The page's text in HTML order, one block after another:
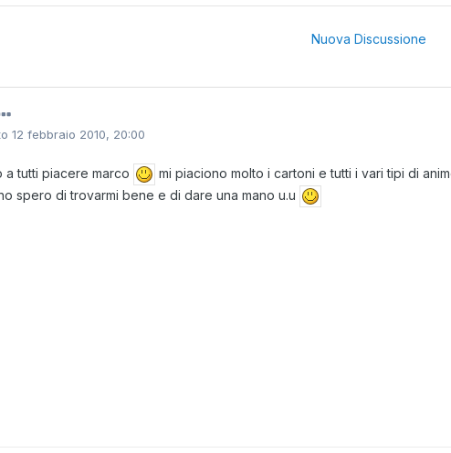
Nuova Discussione
12 febbraio 2010, 20:00
a tutti piacere marco
mi piaciono molto i cartoni e tutti i vari tipi di
spero di trovarmi bene e di dare una mano u.u